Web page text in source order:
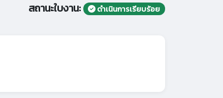
สถานะใบงาน: ดำเนินการเรียบร้อย